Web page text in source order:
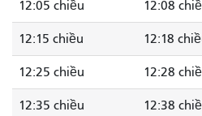
12:05 chiều 12:08
12:15 chiều 12:18
12:25 chiều 12:28
12:35 chiều 12:38